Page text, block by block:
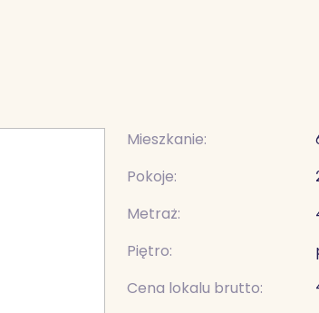
Mieszkanie:
Pokoje:
Metraż:
Piętro:
Cena lokalu brutto: